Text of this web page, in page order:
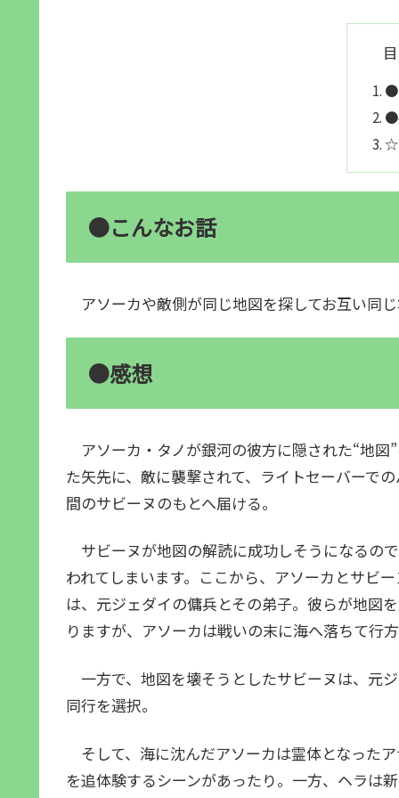
●
●
●こんなお話
アソーカや敵側が同じ地図を探してお互い同
●感想
アソーカ・タノが銀河の彼方に隠された“地
た矢先に、敵に襲撃されて、ライトセーバーで
間のサビーヌのもとへ届ける。
サビーヌが地図の解読に成功しそうになるの
われてしまいます。ここから、アソーカとサビ
は、元ジェダイの傭兵とその弟子。彼らが地図
りますが、アソーカは戦いの末に海へ落ちて行
一方で、地図を壊そうとしたサビーヌは、元
同行を選択。
そして、海に沈んだアソーカは霊体となった
を追体験するシーンがあったり。一方、ヘラは